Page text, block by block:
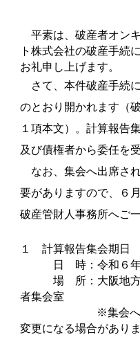
平素は、破産者オン
ト株式会社の破産手続
お礼申し上げます。
さて、本件破産手続
のとおり開かれます（
１項本文）。計算報告
及び債権者から委任を
なお、集会へ出席さ
要がありますので、６
破産管財人事務所へご
１ 計算報告集会期日
日 時：令和６年
場 所：大阪地
者集会室
※集会
変更になる場合があり